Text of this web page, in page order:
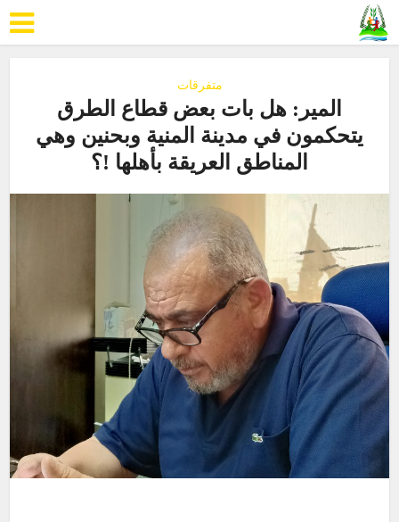
متفرقات
المير: هل بات بعض قطاع الطرق
يتحكمون في مدينة المنية وبحنين وهي
المناطق العريقة بأهلها !؟